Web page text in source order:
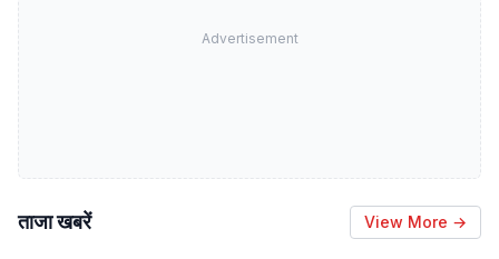
Advertisement
ताजा खबरें View More →